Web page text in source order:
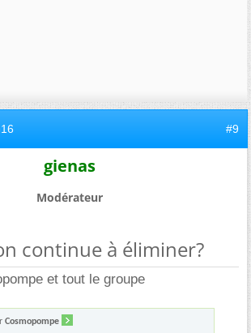
#9
gienas
Modérateur
continue à éliminer?
et tout le groupe
Cosmopompe